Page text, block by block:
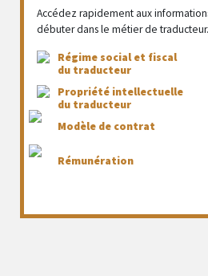
Accédez rapidement aux
débuter dans le métier de traducteur.
Régime social et fiscal
du traducteur
Propriété intellectuelle
du traducteur
Modèle de contrat
Rémunération